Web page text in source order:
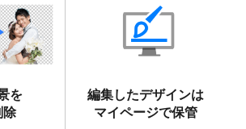
背景削除機能
」を実装しました。
のデザインテンプレートを追加しまし
。
追加しました。
スキングテープのデザインテンプレート
を
除
編集したデザインは
マイページで保管